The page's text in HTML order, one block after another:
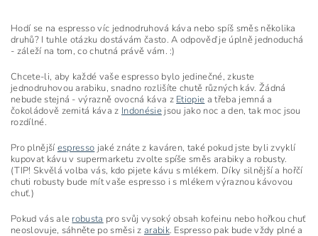
Hodí se na espresso víc jednodruhová káva nebo spíš směs několika
druhů? I tuhle otázku dostávám často. A odpověď je úplně jednoduchá
- záleží na tom, co chutná právě vám. :)
Chcete-li, aby každé vaše espresso bylo jedinečné, zkuste
jednodruhovou arabiku, snadno rozlišíte chutě různých káv. Žádná
nebude stejná - výrazně ovocná káva z Etiopie a třeba jemná a
čokoládově zemitá káva z Indonésiejsou jako noc a den, tak moc jsou
rozdílné.
Pro plnější espresso jaké znáte z kaváren, také pokud jste byli zvyklí
kupovat kávu v supermarketu zvolte spíše směs arabiky a robusty.
(TIP! Skvělá volba vás, kdo pijete kávu s mlékem. Díky silnější a hořčí
chuti robusty bude mít vaše espresso i s mlékem výraznou kávovou
chuť.)
Pokud vás ale robusta pro svůj vysoký obsah kofeinu nebo hořkou chuť
neoslovuje, sáhněte po směsi z arabik. Espresso pak bude vždy plné a